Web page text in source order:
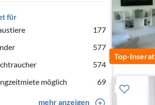
für
177
577
574
möglich
69
mehr anzeigen
Top-Inserat